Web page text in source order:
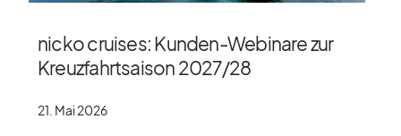
nicko cruises: Kunden-Webinare zur
Kreuzfahrtsaison 2027/​28
21. Mai 2026